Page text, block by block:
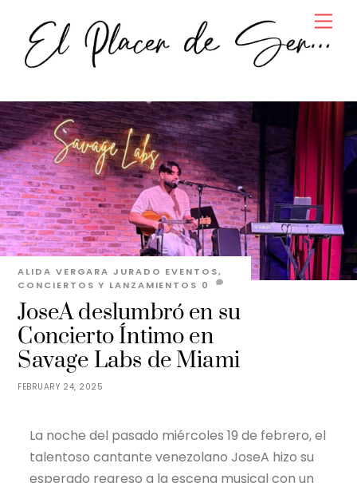
content
FEBRUARY 24, 2025
JoseA deslumbró en su
Concierto Íntimo en
Savage Labs de Miami
ALIDA VERGARA JURADO EVENTOS,
CONCIERTOS Y LANZAMIENTOS 0
La noche del pasado miércoles 19 de febrero, el
talentoso cantante venezolano JoseA hizo su
esperado regreso a la escena musical con un